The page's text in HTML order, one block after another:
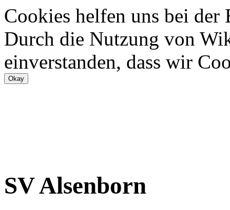
Cookies helfen uns bei
Durch die Nutzung von
einverstanden, dass wir
SV Alsenborn